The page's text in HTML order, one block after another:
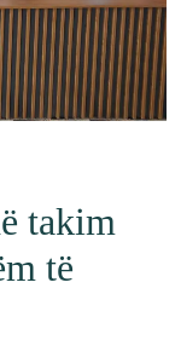
takim
të